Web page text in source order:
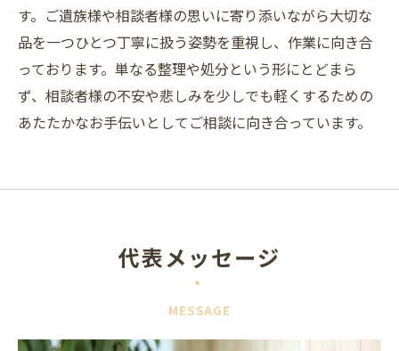
す。ご遺族様や相談者様の思いに寄り添いながら大切な
品を一つひとつ丁寧に扱う姿勢を重視し、作業に向き合
っております。単なる整理や処分という形にとどまら
ず、相談者様の不安や悲しみを少しでも軽くするための
あたたかなお手伝いとしてご相談に向き合っています。
代表メッセージ
MESSAGE